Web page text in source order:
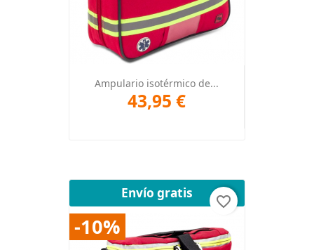
Ampulario isotérmico de...
43,95 €
Envío gratis
-10%
favorite_border